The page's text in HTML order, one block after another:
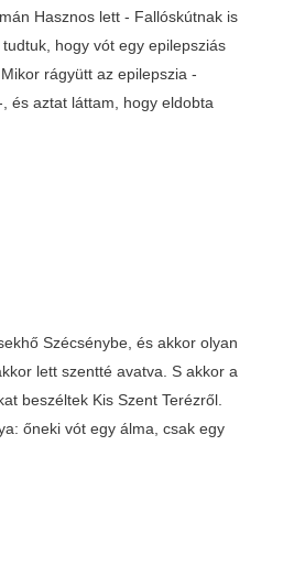
Hasznos lett - Fallóskútnak is
hogy vót egy epilepsziás
rágyütt az epilepszia -
és aztat láttam, hogy eldobta
Szécsénybe, és akkor olyan
lett szentté avatva. S akkor a
beszéltek Kis Szent Terézről.
őneki vót egy álma, csak egy